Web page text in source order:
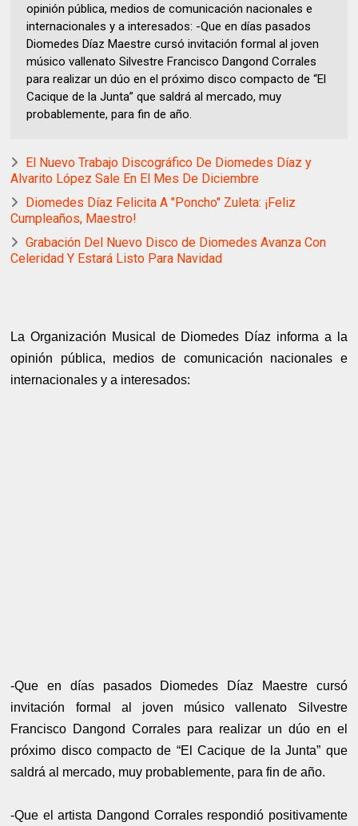
opinión pública, medios de comunicación nacionales e
internacionales y a interesados: -Que en días pasados
Diomedes Díaz Maestre cursó invitación formal al joven
músico vallenato Silvestre Francisco Dangond Corrales
para realizar un dúo en el próximo disco compacto de “El
Cacique de la Junta” que saldrá al mercado, muy
probablemente, para fin de año.
El Nuevo Trabajo Discográfico De Diomedes Díaz y
Alvarito López Sale En El Mes De Diciembre
Diomedes Díaz Felicita A "Poncho" Zuleta: ¡Feliz
Cumpleaños, Maestro!
Grabación Del Nuevo Disco de Diomedes Avanza Con
Celeridad Y Estará Listo Para Navidad
La Organización Musical de Diomedes Díaz informa a la
opinión pública, medios de comunicación nacionales e
internacionales y a interesados:
-Que en días pasados Diomedes Díaz Maestre cursó
invitación formal al joven músico vallenato Silvestre
Francisco Dangond Corrales para realizar un dúo en el
próximo disco compacto de “El Cacique de la Junta” que
saldrá al mercado, muy probablemente, para fin de año.
-Que el artista Dangond Corrales respondió positivamente